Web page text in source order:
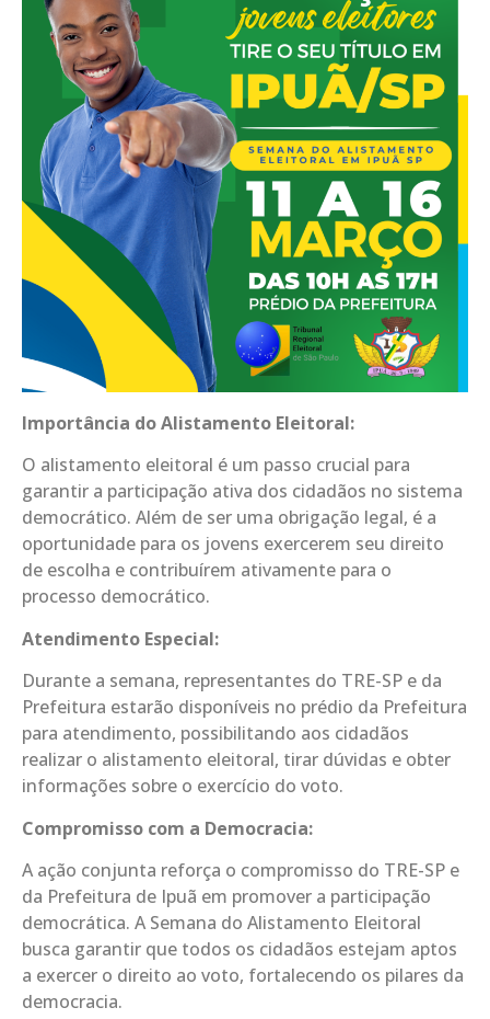
Importância do Alistamento Eleitoral:
O alistamento eleitoral é um passo crucial para
garantir a participação ativa dos cidadãos no sistema
democrático. Além de ser uma obrigação legal, é a
oportunidade para os jovens exercerem seu direito
de escolha e contribuírem ativamente para o
processo democrático.
Atendimento Especial:
Durante a semana, representantes do TRE-SP e da
Prefeitura estarão disponíveis no prédio da Prefeitura
para atendimento, possibilitando aos cidadãos
realizar o alistamento eleitoral, tirar dúvidas e obter
informações sobre o exercício do voto.
Compromisso com a Democracia:
A ação conjunta reforça o compromisso do TRE-SP e
da Prefeitura de Ipuã em promover a participação
democrática. A Semana do Alistamento Eleitoral
busca garantir que todos os cidadãos estejam aptos
a exercer o direito ao voto, fortalecendo os pilares da
democracia.